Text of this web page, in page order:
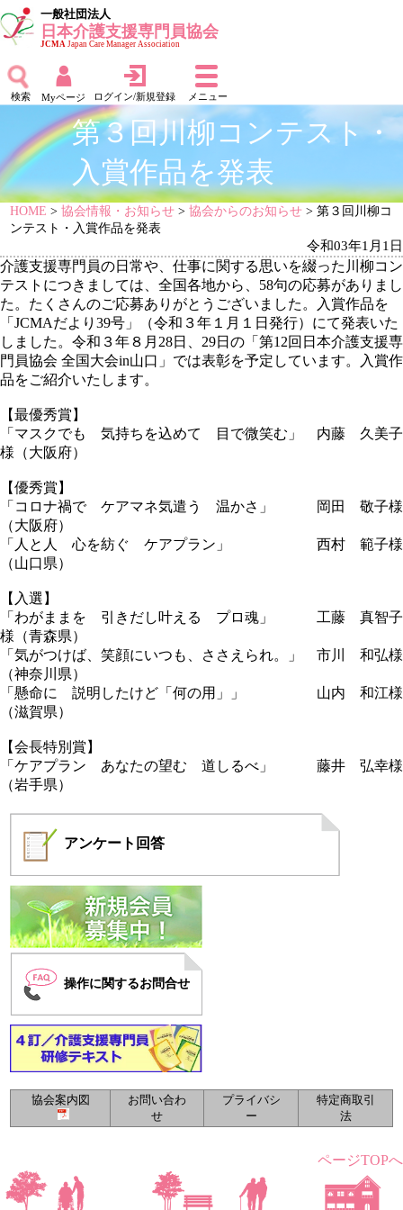
一般社団法人
日本介護支援専門員協会
JCMAJapan Care Manager Association
検索 Myページ ログイン/新規登録 メニュー
第３回川柳コンテスト・
入賞作品を発表
HOME >協会情報・お知らせ >協会からのお知らせ > 第３回川柳コ
ンテスト・入賞作品を発表
令和03年1月1日
介護支援専門員の日常や、仕事に関する思いを綴った川柳コン
テストにつきましては、全国各地から、58句の応募がありまし
た。たくさんのご応募ありがとうございました。入賞作品を
「JCMAだより39号」（令和３年１月１日発行）にて発表いた
しました。令和３年８月28日、29日の「第12回日本介護支援専
門員協会 全国大会in山口」では表彰を予定しています。入賞作
品をご紹介いたします。
【最優秀賞】
「マスクでも 気持ちを込めて 目で微笑む」 内藤 久美子
様（大阪府）
【優秀賞】
「コロナ禍で ケアマネ気遣う 温かさ」 岡田 敬子様
（大阪府）
「人と人 心を紡ぐ ケアプラン」 西村 範子様
（山口県）
【入選】
「わがままを 引きだし叶える プロ魂」 工藤 真智子
様（青森県）
「気がつけば、笑顔にいつも、ささえられ。」 市川 和弘様
（神奈川県）
「懸命に 説明したけど「何の用」」 山内 和江様
（滋賀県）
【会長特別賞】
「ケアプラン あなたの望む 道しるべ」 藤井 弘幸様
（岩手県）
アンケート 回答
操作に関するお問合せ
ページTOPへ
協会案内図
お問い合わ
せ
プライバシ
ー
特定商取引
法